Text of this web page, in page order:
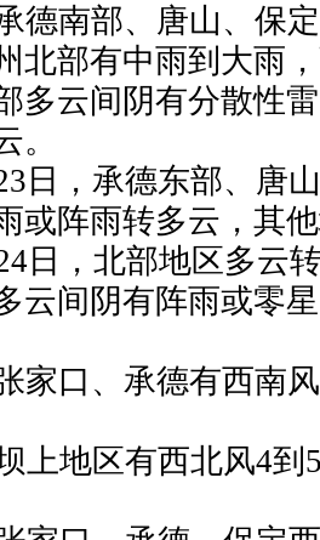
德南部、唐山、保
北部有中雨到大雨
多云间阴有分散性
。
日，承德东部、唐
或阵雨转多云，其
日，北部地区多云
云间阴有阵雨或零
家口、承德有西南
上地区有西北风4到